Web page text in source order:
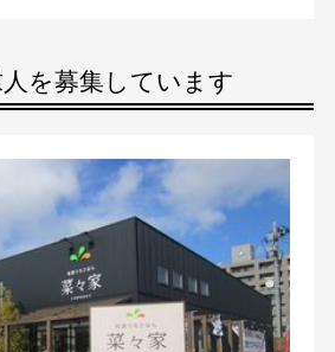
を募集しています